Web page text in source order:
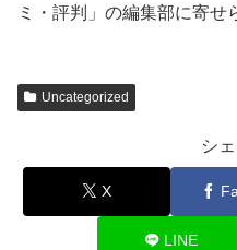
ミ・評判」の編集部に寄せ
Uncategorized
シ
X
LINE